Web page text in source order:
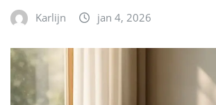
Karlijn jan 4, 2026